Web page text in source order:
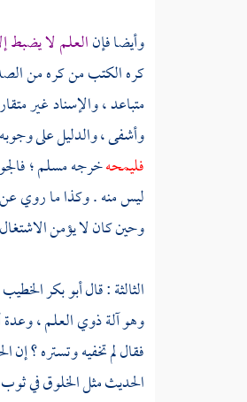
وأيضا فإنالعلم لا يضبط
كره الكتب من كره من
متباعد ، والإسناد غير
وأشفى ، والدليل على
فليمحهخرجهمسلم ؛
ليس منه . وكذا ما روي
وحين كان لا يؤمن
الثالثة : قالأبو بكر الخطيب
وهو آلة ذوي العلم ، وعدة
فقال لم تخفيه وتستره ؟
الحديث مثل الخلوق في